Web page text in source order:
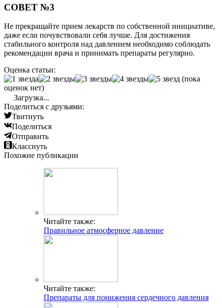
СОВЕТ №3
Не прекращайте прием лекарств по собственной инициативе,
даже если почувствовали себя лучше. Для достижения
стабильного контроля над давлением необходимо соблюдать
рекомендации врача и принимать препараты регулярно.
Оценка статьи:
(пока
оценок нет)
Загрузка...
Поделиться с друзьями:
Твитнуть
Поделиться
Отправить
Класснуть
Похожие публикации
Читайте также:
Правильное атмосферное давление
Читайте также:
Препараты для понижения сердечного давления